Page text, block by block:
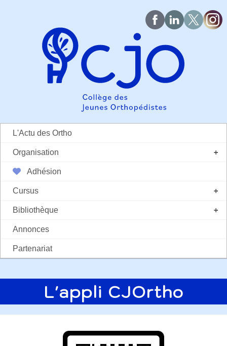
L'Actu des Ortho
+
Organisation
Adhésion
+
Cursus
+
Bibliothèque
Annonces
Partenariat
L'appli CJOrtho